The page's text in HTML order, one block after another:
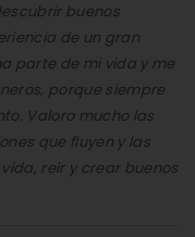
buenos
de un gran
parte de mi vida y me
porque siempre
Valoro mucho las
que fluyen y las
reir y crear buenos